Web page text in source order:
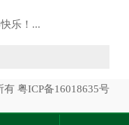
乐！...
有 粤ICP备16018635号